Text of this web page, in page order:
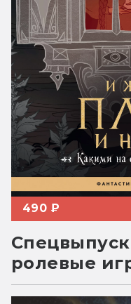
490 ₽
ролевые